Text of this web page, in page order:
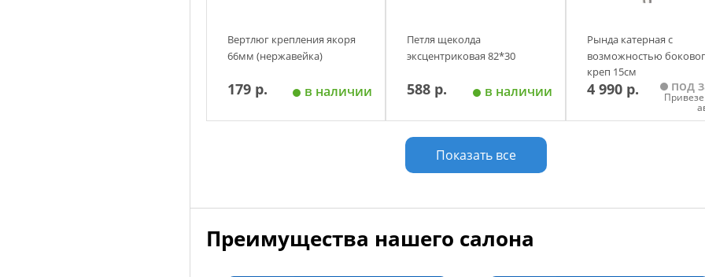
Вертлюг крепления якоря
66мм (нержавейка)
179 р. в наличии
Петля щеколда
эксцентриковая 82*30
588 р. в наличии
Добавить в корзину
Рында катерная с
возможностью
креп 15см
4 990 р. под
Показать все
Преимущества нашего салона